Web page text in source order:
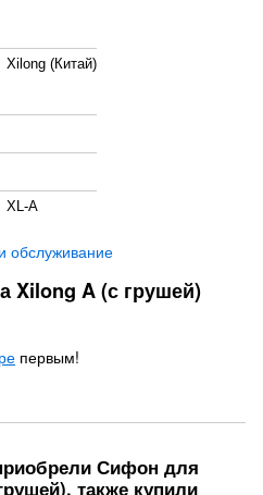
Xilong (Китай)
XL-A
обслуживание
Xilong A (с грушей)
первым!
Сифон для
также купили